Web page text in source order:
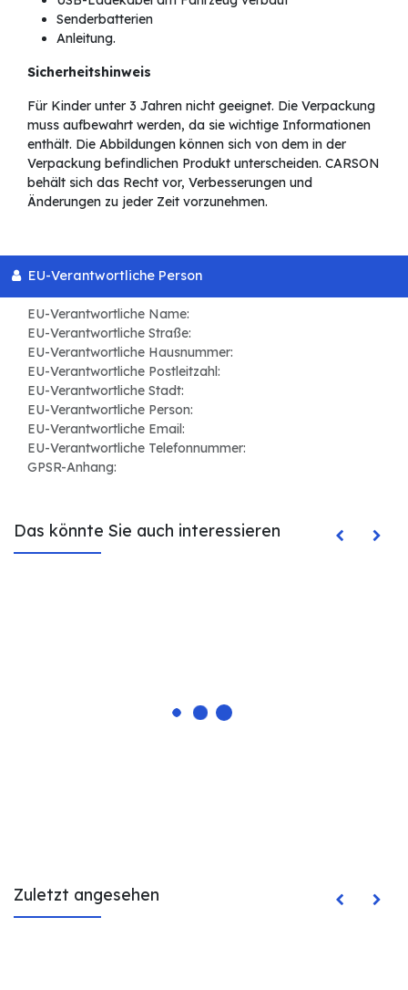
Senderbatterien
Anleitung.
Sicherheitshinweis
Für Kinder unter 3 Jahren nicht geeignet. Die Verpackung
muss aufbewahrt werden, da sie wichtige Informationen
enthält. Die Abbildungen können sich von dem in der
Verpackung befindlichen Produkt unterscheiden. CARSON
behält sich das Recht vor, Verbesserungen und
Änderungen zu jeder Zeit vorzunehmen.
EU-Verantwortliche Person
EU-Verantwortliche Name:
EU-Verantwortliche Straße:
EU-Verantwortliche Hausnummer:
EU-Verantwortliche Postleitzahl:
EU-Verantwortliche Stadt:
EU-Verantwortliche Person:
EU-Verantwortliche Email:
EU-Verantwortliche Telefonnummer:
GPSR-Anhang:
Das könnte Sie auch interessieren
Zuletzt angesehen